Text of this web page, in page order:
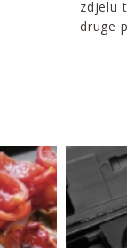
zdjelu
druge